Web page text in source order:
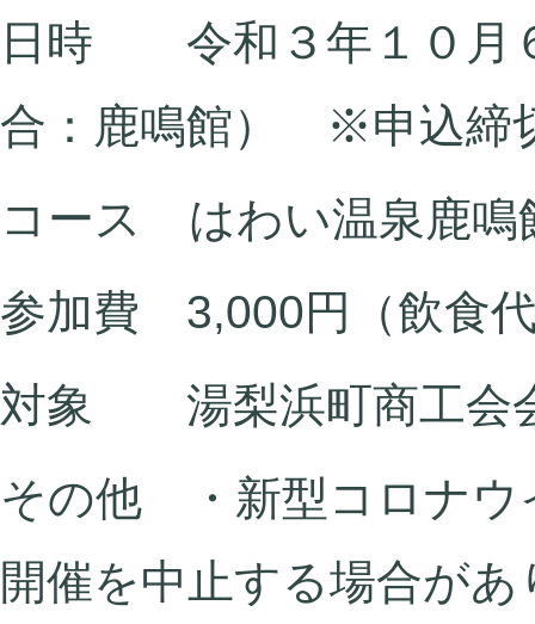
日時 令和３年１０月
合：鹿鳴館） ※申込締
コース はわい温泉鹿鳴
参加費 3,000円（飲食
対象 湯梨浜町商工会
その他 ・新型コロナウ
開催を中止する場合があ